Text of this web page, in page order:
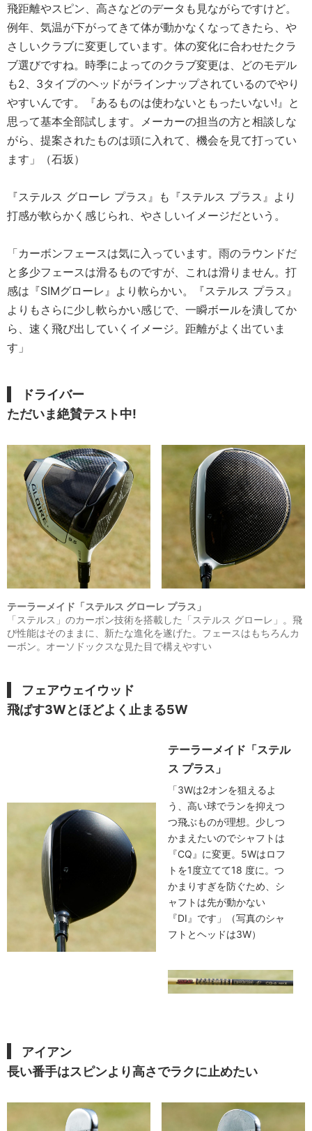
飛距離やスピン、高さなどのデータも見ながらですけど。
例年、気温が下がってきて体が動かなくなってきたら、や
さしいクラブに変更しています。体の変化に合わせたクラ
ブ選びですね。時季によってのクラブ変更は、どのモデル
も2、3タイプのヘッドがラインナップされているのでやり
やすいんです。『あるものは使わないともったいない!』と
思って基本全部試します。メーカーの担当の方と相談しな
がら、提案されたものは頭に入れて、機会を見て打ってい
ます」（石坂）
『ステルス グローレ プラス』も『ステルス プラス』より
打感が軟らかく感じられ、やさしいイメージだという。
「カーボンフェースは気に入っています。雨のラウンドだ
と多少フェースは滑るものですが、これは滑りません。打
感は『SIMグローレ』より軟らかい。『ステルス プラス』
よりもさらに少し軟らかい感じで、一瞬ボールを潰してか
ら、速く飛び出していくイメージ。距離がよく出ていま
す」
ドライバー
ただいま絶賛テスト中!
テーラーメイド「ステルス グローレ プラス」
「ステルス」のカーボン技術を搭載した「ステルス グローレ」。飛
び性能はそのままに、新たな進化を遂げた。フェースはもちろんカ
ーボン。オーソドックスな見た目で構えやすい
フェアウェイウッド
飛ばす3Wとほどよく止まる5W
テーラーメイド「ステル
ス プラス」
「3Wは2オンを狙えるよ
う、高い球でランを抑えつ
つ飛ぶものが理想。少しつ
かまえたいのでシャフトは
『CQ』に変更。5Wはロフ
トを1度立てて18 度に。つ
かまりすぎを防ぐため、シ
ャフトは先が動かない
『DI』です」（写真のシャ
フトとヘッドは3W）
アイアン
長い番手はスピンより高さでラクに止めたい